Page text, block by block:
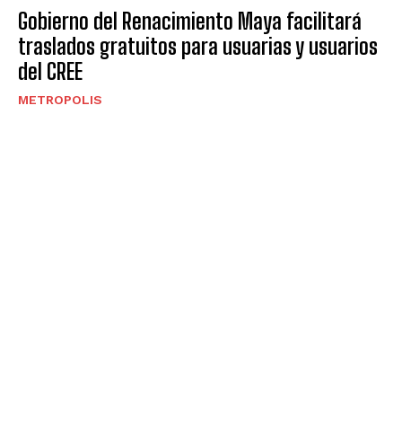
Gobierno del Renacimiento Maya facilitará
traslados gratuitos para usuarias y usuarios
del CREE
METROPOLIS